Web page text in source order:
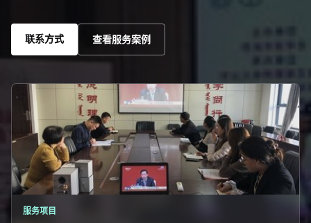
联系方式 查看服务案例
服务项目